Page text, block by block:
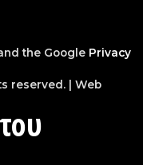
the Google Privacy
reserved. | Web